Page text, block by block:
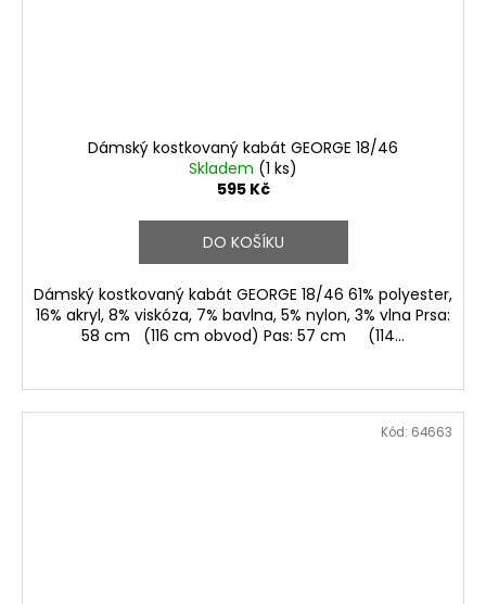
Dámský kostkovaný kabát GEORGE 18/46
Skladem (1 ks)
595 Kč
DO KOŠÍKU
Dámský kostkovaný kabát GEORGE 18/46 61% polyester,
16% akryl, 8% viskóza, 7% bavlna, 5% nylon, 3% vlna Prsa:
58 cm (116 cm obvod) Pas: 57 cm (114...
Kód: 64663